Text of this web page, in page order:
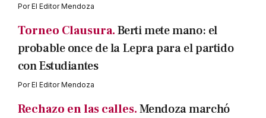
PorEl Editor Mendoza
Torneo Clausura.Berti mete mano: el
probable once de la Lepra para el partido
con Estudiantes
PorEl Editor Mendoza
Rechazo en las calles.Mendoza marchó